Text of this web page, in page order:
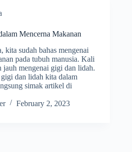
Mencerna Makanan
kita sudah bahas mengenai
pada tubuh manusia. Kali
jauh mengenai gigi dan lidah.
dan lidah kita dalam
simak artikel di
February 2, 2023